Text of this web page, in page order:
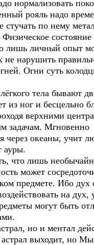
нормализовать
рояль надо
стучать по нему
состояние
лишь личный опыт
не нарушить
Огни суть
тела бывают
из ног и бесцельно
верхними
задачам. Мгновенно
через океаны, учит
ауры.
что лишь
может
предмете. Ибо дух
на дух,
могут быть
но и ментал
выходит, но